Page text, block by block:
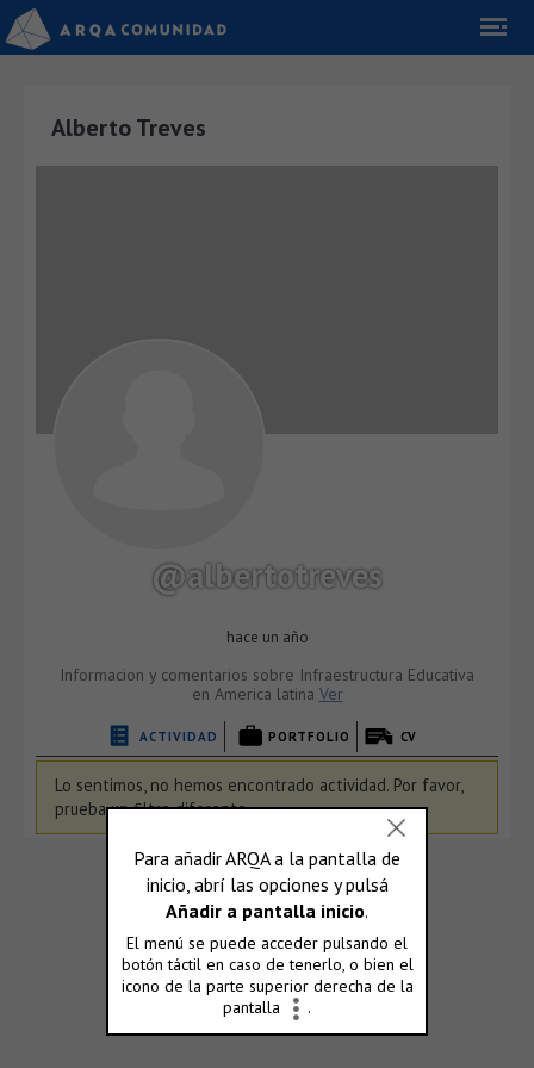
Alberto Treves
@albertotreves
hace un año
Informacion y comentarios sobre Infraestructura Educativa
en America latina Ver
ACTIVIDAD PORTFOLIO CV
Lo sentimos, no hemos encontrado actividad. Por favor,
prueba un filtro diferente.